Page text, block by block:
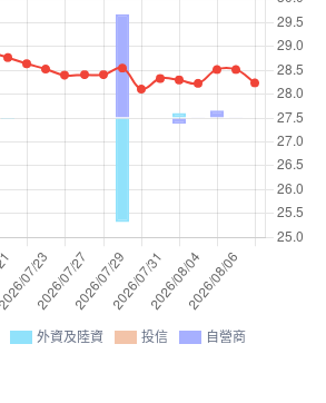
外資及陸資 投信 自營商